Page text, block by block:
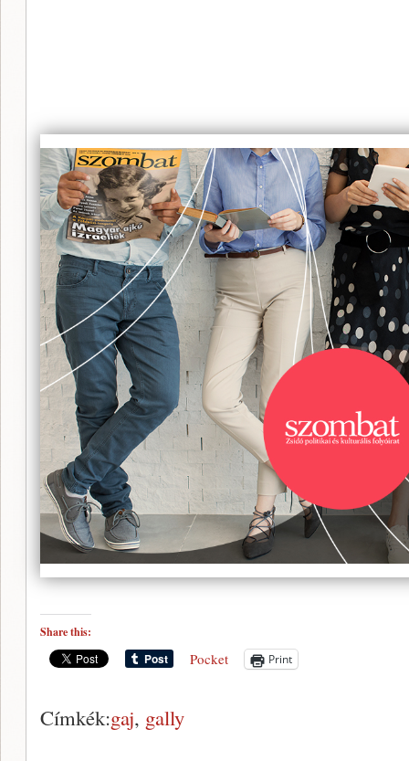
Share this:
Pocket Print
Címkék:gaj, gally